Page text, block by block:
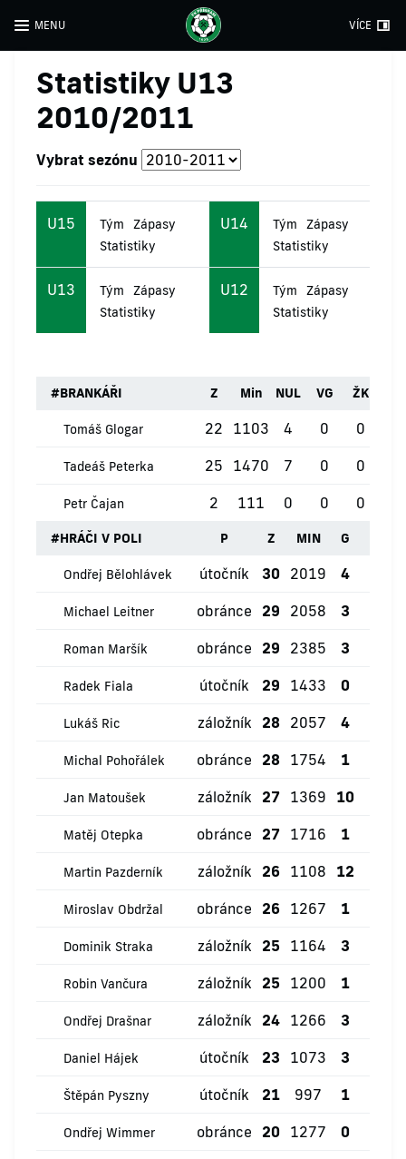
MENU VÍCE
Statistiky U13
2010/2011
Vybrat sezónu
U15 Tým
Zápasy
Statistiky
U14 Tým
Zápasy
Statistiky
U13 Tým
Zápasy
Statistiky
U12 Tým
Zápasy
Statistiky
#BRANKÁŘI Z Min NUL VG ŽK
Tomáš Glogar 22 1103 4 0 0
Tadeáš Peterka 25 1470 7 0 0
Petr Čajan 2 111 0 0 0
#HRÁČI V POLI P Z MIN G
Ondřej Bělohlávek útočník 30 2019 4
Michael Leitner obránce 29 2058 3
Roman Maršík obránce 29 2385 3
Radek Fiala útočník 29 1433 0
Lukáš Ric záložník 28 2057 4
Michal Pohořálek obránce 28 1754 1
Jan Matoušek záložník 27 1369 10
Matěj Otepka obránce 27 1716 1
Martin Pazderník záložník 26 1108 12
Miroslav Obdržal obránce 26 1267 1
Dominik Straka záložník 25 1164 3
Robin Vančura záložník 25 1200 1
Ondřej Drašnar záložník 24 1266 3
Daniel Hájek útočník 23 1073 3
Štěpán Pyszny útočník 21 997 1
Ondřej Wimmer obránce 20 1277 0